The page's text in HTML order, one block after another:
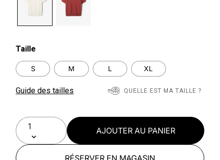
Taille
S M L XL
Guide des tailles QUELLE EST MA TAILLE ?
AJOUTER AU PANIER